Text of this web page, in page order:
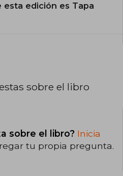
esta edición es Tapa
sobre el libro
sobre el libro? Inicia
tu propia pregunta.